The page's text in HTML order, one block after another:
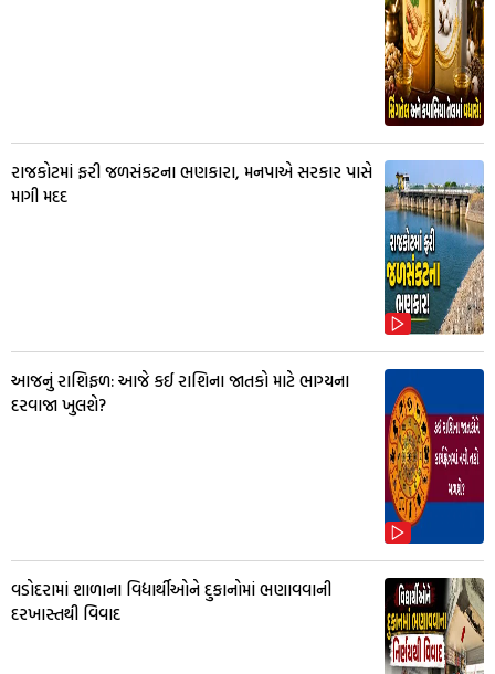
રાજકોટમાં ફરી જળસંકટના ભણકારા, મનપાએ સરકાર પાસે
માગી મદદ
આજનું રાશિફળ: આજે કઈ રાશિના જાતકો માટે ભાગ્યના
દરવાજા ખુલશે?
વડોદરામાં શાળાના વિદ્યાર્થીઓને દુકાનોમાં ભણાવવાની
દરખાસ્તથી વિવાદ